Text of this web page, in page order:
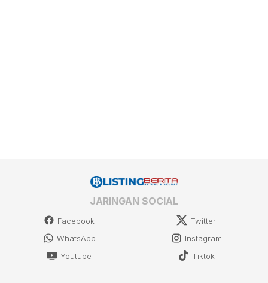
JARINGAN SOCIAL
Facebook
Twitter
WhatsApp
Instagram
Youtube
Tiktok